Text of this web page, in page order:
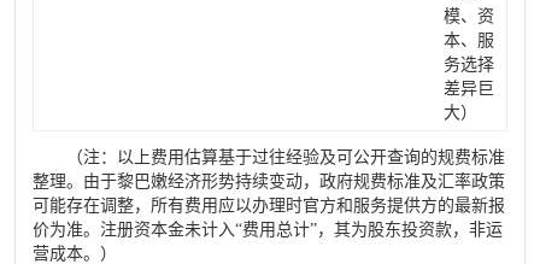
模、资
本、服
务选择
差异巨
大）
（注：以上费用估算基于过往经验及可公开查询的规费标准
整理。由于黎巴嫩经济形势持续变动，政府规费标准及汇率政策
可能存在调整，所有费用应以办理时官方和服务提供方的最新报
价为准。注册资本金未计入“费用总计”，其为股东投资款，非运
营成本。）